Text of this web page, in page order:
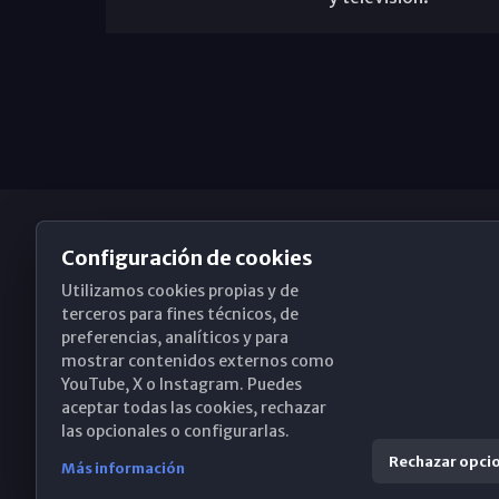
Obispado de Málaga
Santa María, 18-20. 29015 Málaga
(+34) 952 224 386
Configuración de cookies
Utilizamos cookies propias y de
terceros para fines técnicos, de
preferencias, analíticos y para
mostrar contenidos externos como
YouTube, X o Instagram. Puedes
aceptar todas las cookies, rechazar
las opcionales o configurarlas.
Más información Rechazar